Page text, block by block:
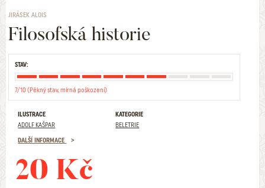
JIRÁSEK ALOIS
Filosofská historie
STAV:
7/10 (Pěkný stav, mírná poškození)
ILUSTRACE
ADOLF KAŠPAR
KATEGORIE
BELETRIE
DALŠÍ INFORMACE
20 Kč